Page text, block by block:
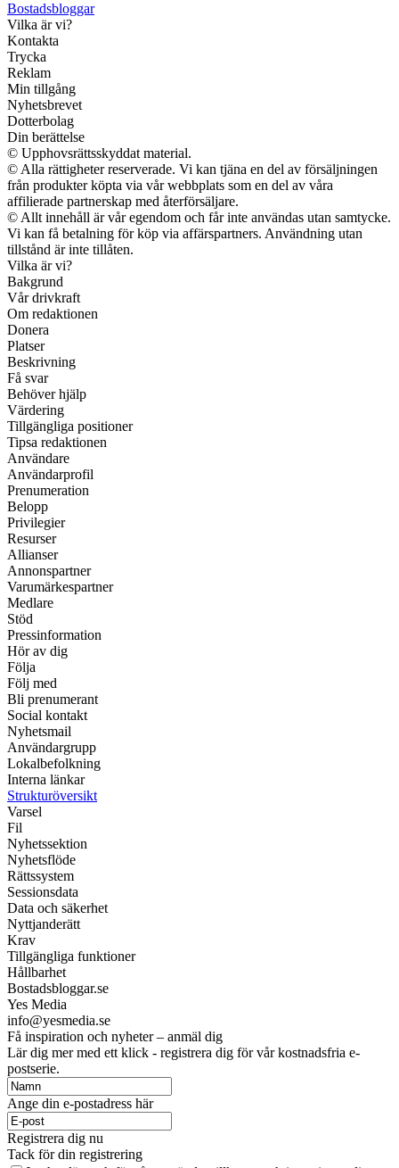
Bostadsbloggar
Vilka är vi?
Kontakta
Trycka
Reklam
Min tillgång
Nyhetsbrevet
Dotterbolag
Din berättelse
© Upphovsrättsskyddat material.
© Alla rättigheter reserverade. Vi kan tjäna en del av försäljningen
från produkter köpta via vår webbplats som en del av våra
affilierade partnerskap med återförsäljare.
© Allt innehåll är vår egendom och får inte användas utan samtycke.
Vi kan få betalning för köp via affärspartners. Användning utan
tillstånd är inte tillåten.
Vilka är vi?
Bakgrund
Vår drivkraft
Om redaktionen
Donera
Platser
Beskrivning
Få svar
Behöver hjälp
Värdering
Tillgängliga positioner
Tipsa redaktionen
Användare
Användarprofil
Prenumeration
Belopp
Privilegier
Resurser
Allianser
Annonspartner
Varumärkespartner
Medlare
Stöd
Pressinformation
Hör av dig
Följa
Följ med
Bli prenumerant
Social kontakt
Nyhetsmail
Användargrupp
Lokalbefolkning
Interna länkar
Strukturöversikt
Varsel
Fil
Nyhetssektion
Nyhetsflöde
Rättssystem
Sessionsdata
Data och säkerhet
Nyttjanderätt
Krav
Tillgängliga funktioner
Hållbarhet
Bostadsbloggar.se
Yes Media
info@yesmedia.se
Få inspiration och nyheter – anmäl dig
Lär dig mer med ett klick - registrera dig för vår kostnadsfria e-
postserie.
Ange din e-postadress här
Registrera dig nu
Tack för din registrering